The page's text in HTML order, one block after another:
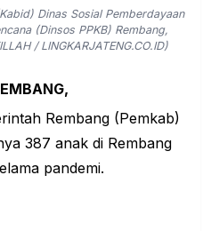
Dinas Sosial Pemberdayaan
(Dinsos PPKB) Rembang,
/ LINGKARJATENG.CO.ID)
Rembang (Pemkab)
387 anak di Rembang
pandemi.